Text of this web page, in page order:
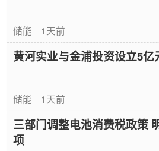
储能 1天前
黄河实业与金浦投资设立5
储能 1天前
三部门调整电池消费税政策
项